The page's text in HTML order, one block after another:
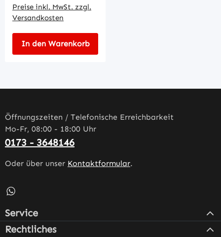
Preise inkl. MwSt. zzgl.
Versandkosten
In den Warenkorb
Öffnungszeiten / Telefonische Erreichbarkeit
Mo-Fr, 08:00 - 18:00 Uhr
0173 - 3648146
Oder über unser Kontaktformular.
Schreib uns auf WhatsApp – öffnet in neuem Tab
Service
Rechtliches